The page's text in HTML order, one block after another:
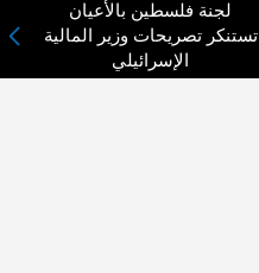
لجنة فلسطين بالأعيان
تستنكر تصريحات وزير المالية
الإسرائيلي